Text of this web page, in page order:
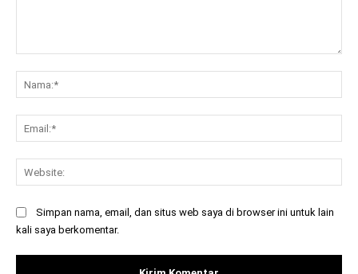
Simpan nama, email, dan situs web saya di browser ini untuk lain
kali saya berkomentar.